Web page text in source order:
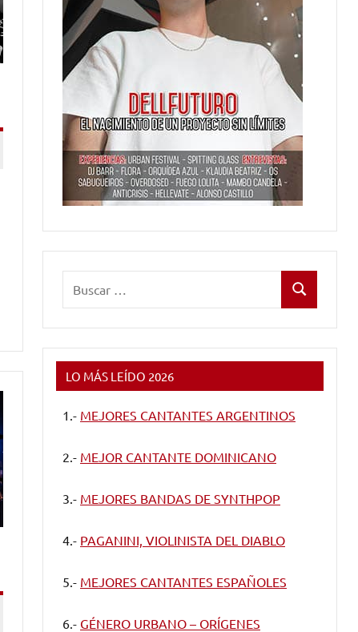
Buscar
LO MÁS LEÍDO 2026
1.- MEJORES CANTANTES ARGENTINOS
2.- MEJOR CANTANTE DOMINICANO
3.- MEJORES BANDAS DE SYNTHPOP
4.- PAGANINI, VIOLINISTA DEL DIABLO
5.- MEJORES CANTANTES ESPAÑOLES
6.- GÉNERO URBANO – ORÍGENES